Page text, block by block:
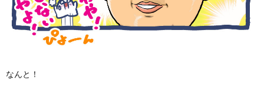
なんと！